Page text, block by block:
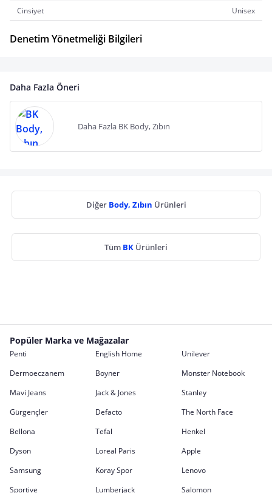
Cinsiyet
Unisex
Denetim Yönetmeliği Bilgileri
Daha Fazla Öneri
Daha Fazla BK Body, Zıbın
Diğer Body, Zıbın Ürünleri
Tüm BK Ürünleri
Popüler Marka ve Mağazalar
Penti English Home
Unilever
Dermoeczanem
Boyner
Monster Notebook
Mavi Jeans
Jack & Jones
Stanley
Gürgençler
Defacto
The North Face
Bellona
Tefal
Henkel
Dyson
Loreal Paris
Apple
Samsung
Koray Spor
Lenovo
Sportive
Lumberjack Salomon